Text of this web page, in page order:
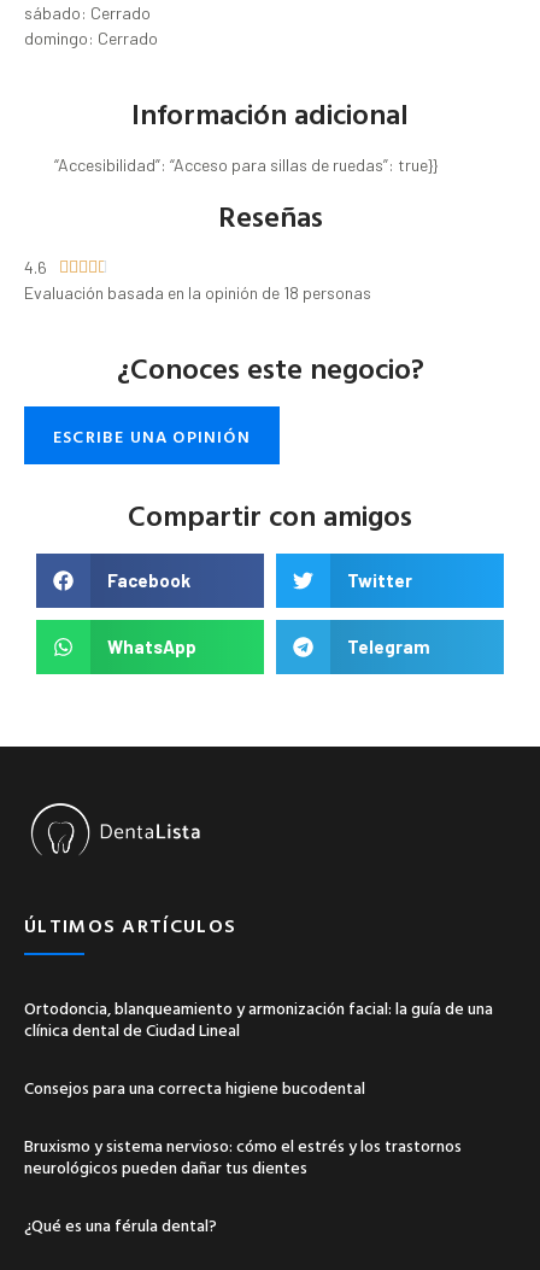
sábado: Cerrado
domingo: Cerrado
Información adicional
“Accesibilidad”: “Acceso para sillas de ruedas”: true}}
Reseñas
4.6     
Evaluación basada en la opinión de 18 personas
¿Conoces este negocio?
ESCRIBE UNA OPINIÓN
Compartir con amigos
Facebook Twitter
WhatsApp Telegram
ÚLTIMOS ARTÍCULOS
Ortodoncia, blanqueamiento y armonización facial: la guía de una
clínica dental de Ciudad Lineal
Consejos para una correcta higiene bucodental
Bruxismo y sistema nervioso: cómo el estrés y los trastornos
neurológicos pueden dañar tus dientes
¿Qué es una férula dental?